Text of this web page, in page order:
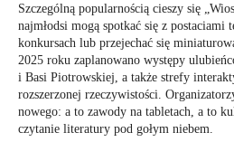
Szczególną popularnością cieszy się
najmłodsi mogą spotkać się z postaciami
konkursach lub przejechać się
2025 roku zaplanowano występy
i Basi Piotrowskiej, a także strefy
rozszerzonej rzeczywistości.
nowego: a to zawody na tabletach, a to
czytanie literatury pod gołym niebem.